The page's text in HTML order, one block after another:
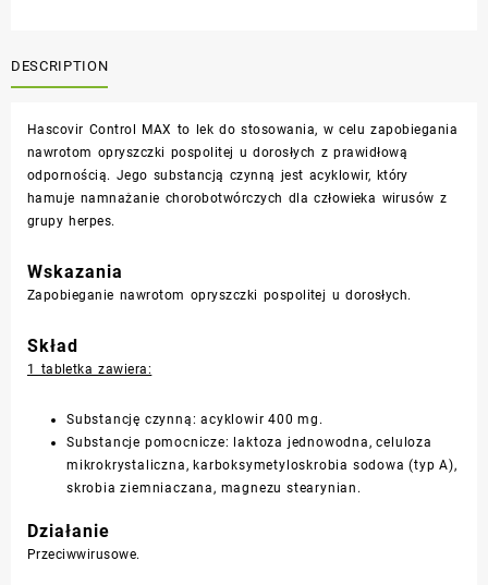
DESCRIPTION
Hascovir Control MAX to lek do stosowania, w celu zapobiegania
nawrotom opryszczki pospolitej u dorosłych z prawidłową
odpornością. Jego substancją czynną jest acyklowir, który
hamuje namnażanie chorobotwórczych dla człowieka wirusów z
grupy herpes.
Wskazania
Zapobieganie nawrotom opryszczki pospolitej u dorosłych.
Skład
1 tabletka zawiera:
Substancję czynną: acyklowir 400 mg.
Substancje pomocnicze: laktoza jednowodna, celuloza
mikrokrystaliczna, karboksymetyloskrobia sodowa (typ A),
skrobia ziemniaczana, magnezu stearynian.
Działanie
Przeciwwirusowe.